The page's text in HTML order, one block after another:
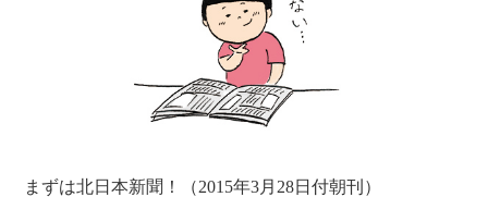
まずは北日本新聞！（2015年3月28日付朝刊）